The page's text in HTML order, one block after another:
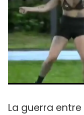
La guerra entre